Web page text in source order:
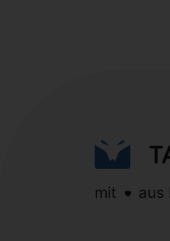
mit aus